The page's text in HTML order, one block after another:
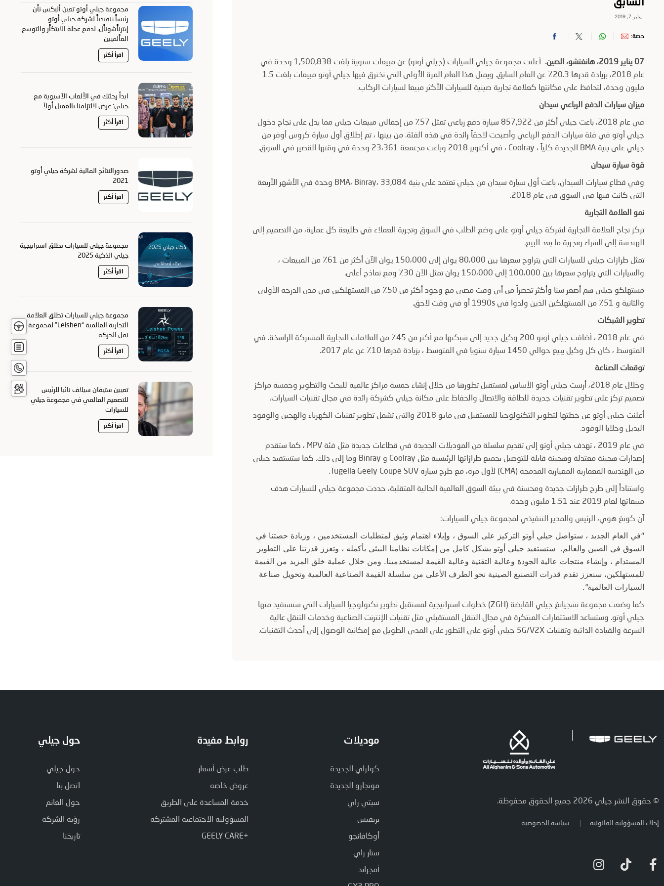
تجربة
قيادة
عرض
أسعار
اتصل
بنا
حجز
الخدمة
السابق
يناير 7, 2019
حصة:
07 يناير 2019، هانغتشو، الصين.
أعلنت مجموعة جيلي للسيارات (جيلي أوتو) عن مبيعات سنوية بلغت 1,500,838 وحدة في
عام 2018، بزيادة قدرها 20.3٪ عن العام السابق. ويمثل هذا العام المرة الأولى التي تخترق فيها جيلي أوتو مبيعات بلغت 1.5
مليون وحدة، لتحافظ على مكانتها كعلامة تجارية صينية للسيارات الأكثر مبيعا لسيارات الركاب.
ميزان سيارات الدفع الرباعي سيدان
في عام 2018، باعت جيلي أكثر من 857,922 سيارة دفع رباعي تمثل 57٪ من إجمالي مبيعات جيلي مما يدل على نجاح دخول
جيلي أوتو في فئة سيارات الدفع الرباعي وأصبحت لاحقاً رائدة في هذه الفئة. من بينها ، تم إطلاق أول سيارة كروس أوفر من
جيلي على بنية BMA الجديدة كلياً ، Coolray ، في أكتوبر 2018 وباعت مجتمعة 23،361 وحدة في وقتها القصير في السوق.
قوة سيارة سيدان
وفي قطاع سيارات السيدان، باعت أول سيارة سيدان من جيلي تعتمد على بنية BMA، Binray، 33,084 وحدة في الأشهر الأربعة
التي كانت فيها في السوق في عام 2018.
نمو العلامة التجارية
تركز نجاح العلامة التجارية لشركة جيلي أوتو على وضع الطلب في السوق وتجربة العملاء في طليعة كل عملية، من التصميم إلى
الهندسة إلى الشراء وتجربة ما بعد البيع.
تمثل طرازات جيلي للسيارات التي يتراوح سعرها بين 80،000 يوان إلى 150،000 يوان الآن أكثر من 61٪ من المبيعات ،
والسيارات التي يتراوح سعرها بين 100،000 إلى 150،000 يوان تمثل الآن 30٪ ومع نماذج أعلى.
مستهلكو جيلي هم أصغر سنا وأكثر تحضراً من أي وقت مضى مع وجود أكثر من 50٪ من المستهلكين في مدن الدرجة الأولى
والثانية و 51٪ من المستهلكين الذين ولدوا في 1990s أو في وقت لاحق.
تطوير الشبكات
في عام 2018 ، أضافت جيلي أوتو 200 وكيل جديد إلى شبكتها مع أكثر من 45٪ من العلامات التجارية المشتركة الراسخة. في
المتوسط ، كان كل وكيل يبيع حوالي 1450 سيارة سنويا في المتوسط ، بزيادة قدرها 10٪ عن عام 2017.
توقعات الصناعة
وخلال عام 2018، أرست جيلي أوتو الأساس لمستقبل تطورها من خلال إنشاء خمسة مراكز عالمية للبحث والتطوير وخمسة مراكز
تصميم تركز على تطوير تقنيات جديدة للطاقة والاتصال والحفاظ على مكانة جيلي كشركة رائدة في مجال تقنيات السيارات.
أعلنت جيلي أوتو عن خطتها لتطوير التكنولوجيا للمستقبل في مايو 2018 والتي تشمل تطوير تقنيات الكهرباء والهجين والوقود
البديل وخلايا الوقود.
في عام 2019 ، تهدف جيلي أوتو إلى تقديم سلسلة من الموديلات الجديدة في قطاعات جديدة مثل فئة MPV ، كما ستقدم
إصدارات هجينة معتدلة وهجينة قابلة للتوصيل بجميع طرازاتها الرئيسية مثل Coolray و Binray وما إلى ذلك. كما ستستفيد جيلي
من الهندسة المعمارية المعيارية المدمجة (CMA) لأول مرة، مع طرح سيارة Tugella Geely Coupe SUV.
واستناداً إلى طرح طرازات جديدة ومحسنة في بيئة السوق العالمية الحالية المتقلبة، حددت مجموعة جيلي للسيارات هدف
مبيعاتها لعام 2019 عند 1.51 مليون وحدة.
آن كونغ هوي، الرئيس والمدير التنفيذي لمجموعة جيلي للسيارات:
“في العام الجديد ، ستواصل جيلي أوتو التركيز على السوق ، وإيلاء اهتمام وثيق لمتطلبات المستخدمين ، وزيادة حصتنا في
السوق في الصين والعالم. ستستفيد جيلي أوتو بشكل كامل من إمكانات نظامنا البيئي بأكمله ، وتعزز قدرتنا على التطوير
المستدام ، وإنشاء منتجات عالية الجودة وعالية التقنية وعالية القيمة لمستخدمينا. ومن خلال عملية خلق المزيد من القيمة
للمستهلكين، سنعزز تقدم قدرات التصنيع الصينية نحو الطرف الأعلى من سلسلة القيمة الصناعية العالمية وتحويل صناعة
السيارات العالمية”.
كما وضعت مجموعة تشجيانغ جيلي القابضة (ZGH) خطوات استراتيجية لمستقبل تطوير تكنولوجيا السيارات التي ستستفيد منها
جيلي أوتو. وستساعد الاستثمارات المبتكرة في مجال التنقل المستقبلي مثل تقنيات الإنترنت الصناعية وخدمات التنقل عالية
السرعة والقيادة الذاتية وتقنيات 5G/V2X جيلي أوتو على التطور على المدى الطويل مع إمكانية الوصول إلى أحدث التقنيات.
مجموعة جيلي أوتو تعين أليكس ناًن
رئيساً تنفيذياً لشركة جيلي أوتو
إنترناًشوناًل، لدفع عجلة الابتكاًر والتوسع
العاًلميين
اقرأ أكثر
ابدأ رحلتك في الألعاب الآسيوية مع
جيلي: عرض لالتزامنا بالعميل أولاً
اقرأ أكثر
صدورالنتائج المالية لشركة جيلي أوتو
2021
اقرأ أكثر
مجموعة جيلي للسيارات تطلق استراتيجية
جيلي الذكية 2025
اقرأ أكثر
مجموعة جيلي للسيارات تطلق العلامة
التجارية العالمية “Leishen” لمجموعة
نقل الحركة
اقرأ أكثر
تعيين ستيفان سيلاف نائبا للرئيس
للتصميم العالمي في مجموعة جيلي
للسيارات
اقرأ أكثر
© حقوق النشر جيلي 2026 جميع الحقوق محفوظة.
إخلاء المسؤولية القانونية سياسة الخصوصية
موديلات
كولراي الجديدة
مونجارو الجديدة
سيتي راي
بريفيس
أوكافانجو
ستار راي
أمجراند
روابط مفيدة
طلب عرض أسعار
عروض خاصه
خدمة المساعدة على الطريق
المسؤولية الاجتماعية المشتركة
+GEELY CARE
حول جيلي
حول جيلي
اتصل بنا
حول الغانم
رؤية الشركة
تاريخنا